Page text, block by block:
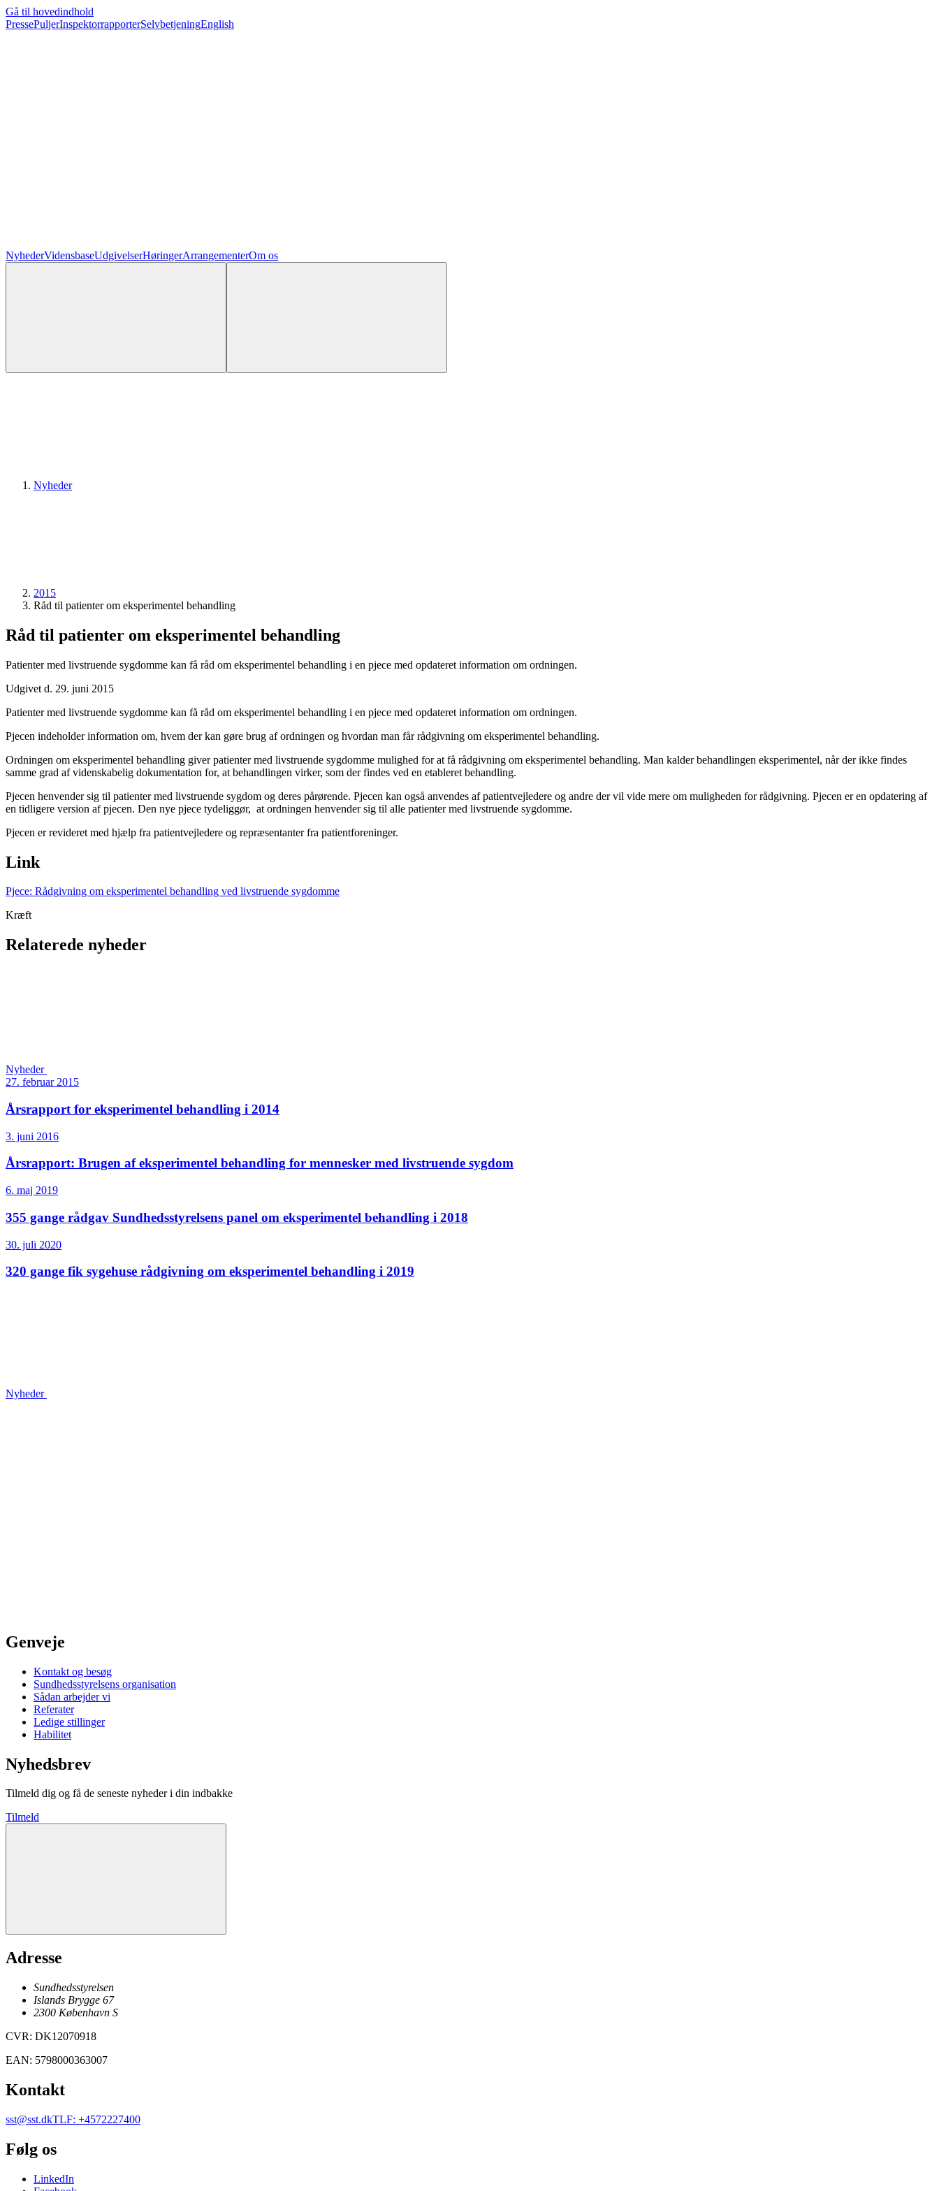
Gå til hovedindhold
PressePuljerInspektorrapporterSelvbetjeningEnglish
NyhederVidensbaseUdgivelserHøringerArrangementerOm os
Nyheder
2015
Råd til patienter om eksperimentel behandling
Råd til patienter om eksperimentel behandling
Patienter med livstruende sygdomme kan få råd om eksperimentel behandling i en pjece med opdateret information om ordningen.
Udgivet d. 29. juni 2015
Patienter med livstruende sygdomme kan få råd om eksperimentel behandling i en pjece med opdateret information om ordningen.
Pjecen indeholder information om, hvem der kan gøre brug af ordningen og hvordan man får rådgivning om eksperimentel behandling.
Ordningen om eksperimentel behandling giver patienter med livstruende sygdomme mulighed for at få rådgivning om eksperimentel behandling. Man kalder behandlingen eksperimentel, når der ikke findes
samme grad af videnskabelig dokumentation for, at behandlingen virker, som der findes ved en etableret behandling.
Pjecen henvender sig til patienter med livstruende sygdom og deres pårørende. Pjecen kan også anvendes af patientvejledere og andre der vil vide mere om muligheden for rådgivning. Pjecen er en opdatering af
en tidligere version af pjecen. Den nye pjece tydeliggør, at ordningen henvender sig til alle patienter med livstruende sygdomme.
Pjecen er revideret med hjælp fra patientvejledere og repræsentanter fra patientforeninger.
Link
Pjece: Rådgivning om eksperimentel behandling ved livstruende sygdomme
Kræft
Relaterede nyheder
Nyheder
27. februar 2015
Årsrapport for eksperimentel behandling i 2014
3. juni 2016
Årsrapport: Brugen af eksperimentel behandling for mennesker med livstruende sygdom
6. maj 2019
355 gange rådgav Sundhedsstyrelsens panel om eksperimentel behandling i 2018
30. juli 2020
320 gange fik sygehuse rådgivning om eksperimentel behandling i 2019
Nyheder
Genveje
Kontakt og besøg
Sundhedsstyrelsens organisation
Sådan arbejder vi
Referater
Ledige stillinger
Habilitet
Nyhedsbrev
Tilmeld dig og få de seneste nyheder i din indbakke
Tilmeld
Adresse
Sundhedsstyrelsen
Islands Brygge 67
2300 København S
CVR: DK12070918
EAN: 5798000363007
Kontakt
sst@sst.dkTLF: +4572227400
Følg os
LinkedIn